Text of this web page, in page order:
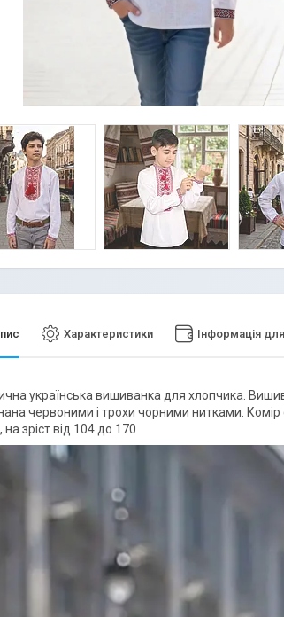
Характеристики Інформація
українська вишиванка для хлопчика.
червоними і трохи чорними нитками. Комір
на зріст від 104 до 170